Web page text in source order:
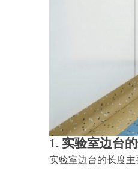
1. 实验室边台
实验室边台的长度主